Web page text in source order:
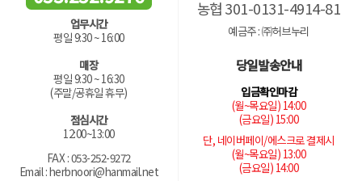
업무시간
평일 9:30 ~ 16:00
매장
평일 9:30 ~ 16:30
(주말/공휴일 휴무)
점심시간
12:00~13:00
FAX : 053-252-9272
Email : herbnoori@hanmail.net
농협 301-0131-4914-81
예금주 : ㈜허브누리
당일발송안내
입금확인마감
(월~목요일) 14:00
(금요일) 15:00
단, 네이버페이/에스크로 결제시
(월~목요일) 13:00
(금요일) 14:00